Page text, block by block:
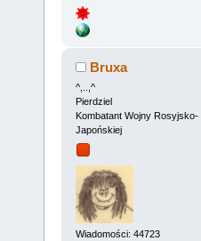
Bruxa
^,..,^
Pierdziel
Kombatant Wojny Rosyjsko-
Japońskiej
Wiadomości: 44723